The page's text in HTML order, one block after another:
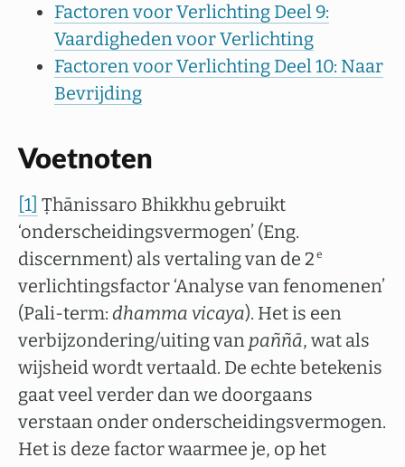
Factoren voor Verlichting Deel 9:
Vaardigheden voor Verlichting
Factoren voor Verlichting Deel 10: Naar
Bevrijding
Voetnoten
[1] Ṭhānissaro Bhikkhu gebruikt
‘onderscheidingsvermogen’ (Eng.
discernment) als vertaling van de 2 e
verlichtingsfactor ‘Analyse van fenomenen’
(Pali-term: dhamma vicaya). Het is een
verbijzondering/uiting van paññā, wat als
wijsheid wordt vertaald. De echte betekenis
gaat veel verder dan we doorgaans
verstaan onder onderscheidingsvermogen.
Het is deze factor waarmee je, op het